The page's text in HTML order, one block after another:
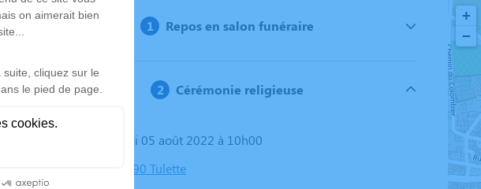
Repos en salon funéraire
Cérémonie religieuse
Le vendredi 05 août 2022 à 10h00
Église, 26790 Tulette
+
−